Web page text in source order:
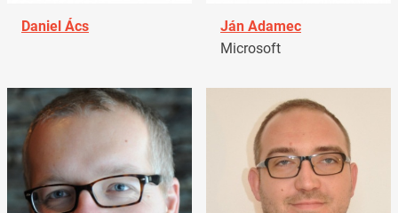
Daniel Ács
Ján Adamec
Microsoft